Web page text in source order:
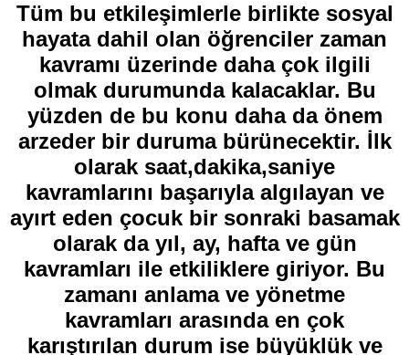
Tüm bu etkileşimlerle birlikte sosyal
hayata dahil olan öğrenciler zaman
kavramı üzerinde daha çok ilgili
olmak durumunda kalacaklar. Bu
yüzden de bu konu daha da önem
arzeder bir duruma bürünecektir. İlk
olarak saat,dakika,saniye
kavramlarını başarıyla algılayan ve
ayırt eden çocuk bir sonraki basamak
olarak da yıl, ay, hafta ve gün
kavramları ile etkiliklere giriyor. Bu
zamanı anlama ve yönetme
kavramları arasında en çok
karıştırılan durum ise büyüklük ve